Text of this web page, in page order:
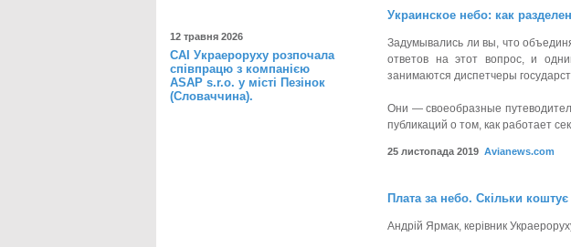
12 травня 2026
САІ Украероруху розпочала
співпрацю з компанією
ASAP s.r.o. у місті Пезінок
(Словаччина).
Украинское небо: как
Задумывались ли вы, что
ответов на этот вопрос, и
занимаются диспетчеры
Они — своеобразные
публикаций о том, как работает
25 листопада 2019 Avianews.com
Плата за небо. Скільки
Андрій Ярмак, керівник